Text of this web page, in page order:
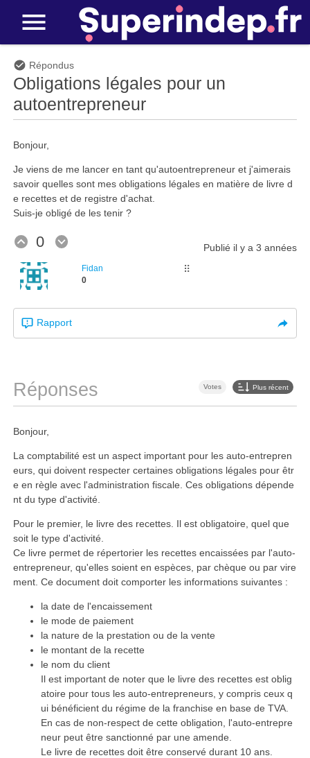
Répondus
Obligations légales pour un
autoentrepreneur
Bonjour,
Je viens de me lancer en tant qu'autoentrepreneur et j'aimerais
savoir quelles sont mes obligations légales en matière de livre d
e recettes et de registre d'achat.
Suis-je obligé de les tenir ?
0 Publié il y a 3 années
⠿
Fidan
0
Rapport
Votes Plus récent
Réponses
Bonjour,
La comptabilité est un aspect important pour les auto-entrepren
eurs, qui doivent respecter certaines obligations légales pour êtr
e en règle avec l'administration fiscale. Ces obligations dépende
nt du type d'activité.
Pour le premier, le livre des recettes. Il est obligatoire, quel que
soit le type d'activité.
Ce livre permet de répertorier les recettes encaissées par l'auto-
entrepreneur, qu'elles soient en espèces, par chèque ou par vire
ment. Ce document doit comporter les informations suivantes :
la date de l'encaissement
le mode de paiement
la nature de la prestation ou de la vente
le montant de la recette
le nom du client
Il est important de noter que le livre des recettes est oblig
atoire pour tous les auto-entrepreneurs, y compris ceux q
ui bénéficient du régime de la franchise en base de TVA.
En cas de non-respect de cette obligation, l'auto-entrepre
neur peut être sanctionné par une amende.
Le livre de recettes doit être conservé durant 10 ans.